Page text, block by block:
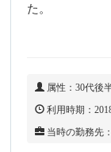
た。
属性：30代後
利用時期：
当時の勤務先